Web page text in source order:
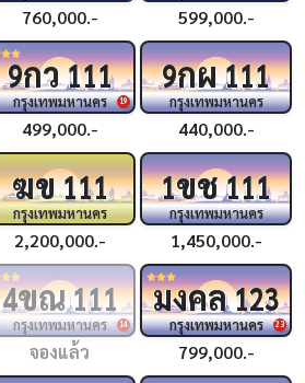
760,000.- 599,000.-
19
9กว111
กรุงเทพมหานคร
499,000.-
9กผ111
กรุงเทพมหานคร
440,000.-
ฆข111
กรุงเทพมหานคร
2,200,000.-
1ขช111
กรุงเทพมหานคร
1,450,000.-
14
4ขณ111
กรุงเทพมหานคร
จองแล้ว
23
มงคล123
กรุงเทพมหานคร
799,000.-